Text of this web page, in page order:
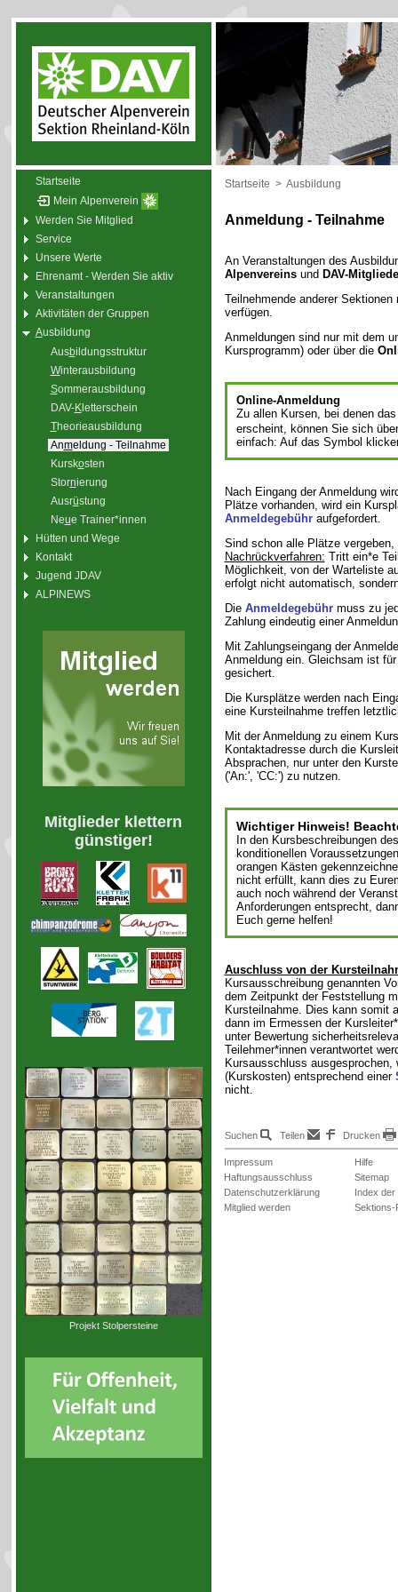
Startseite
Mein Alpenverein
Werden Sie Mitglied
Service
Unsere Werte
Ehrenamt - Werden Sie aktiv
Veranstaltungen
Aktivitäten der Gruppen
Ausbildung
Ausbildungsstruktur
Winterausbildung
Sommerausbildung
DAV-Kletterschein
Theorieausbildung
Anmeldung - Teilnahme
Kurskosten
Stornierung
Ausrüstung
Neue Trainer*innen
Hütten und Wege
Kontakt
Jugend JDAV
ALPINEWS
Mitglieder klettern
günstiger!
Projekt Stolpersteine
Startseite > Ausbildung
Anmeldung - Teilnahme
An Veranstaltungen des
Alpenvereinsund DAV-
Teilnehmende anderer
verfügen.
Anmeldungen sind nur mit dem
Kursprogramm) oder über die
Online-Anmeldung
Zu allen Kursen, bei denen
erscheint, können Sie sich
einfach: Auf das Symbol
Nach Eingang der Anmeldung
Plätze vorhanden, wird ein
Anmeldegebühraufgefordert.
Sind schon alle Plätze
Nachrückverfahren: Tritt ein*e
Möglichkeit, von der Warteliste
erfolgt nicht automatisch,
Die Anmeldegebührmuss zu
Zahlung eindeutig einer
Mit Zahlungseingang der
Anmeldung ein. Gleichsam ist
gesichert.
Die Kursplätze werden nach
eine Kursteilnahme treffen
Mit der Anmeldung zu einem
Kontaktadresse durch die
Absprachen, nur unter den
('An:', 'CC:') zu nutzen.
Wichtiger Hinweis!
In den Kursbeschreibungen
konditionellen
orangen Kästen
nicht erfüllt, kann dies zu
auch noch während der
Anforderungen entsprecht,
Euch gerne helfen!
Auschluss von der
Kursausschreibung genannten
dem Zeitpunkt der Feststellung
Kursteilnahme. Dies kann somit
dann im Ermessen der
unter Bewertung
Teilehmer*innen verantwortet
Kursausschluss
(Kurskosten) entsprechend einer
nicht.
Suchen Teilen Drucken
Impressum
Haftungsausschluss
Datenschutzerklärung
Mitglied werden
Hilfe
Sitemap
Index der
Sektions-